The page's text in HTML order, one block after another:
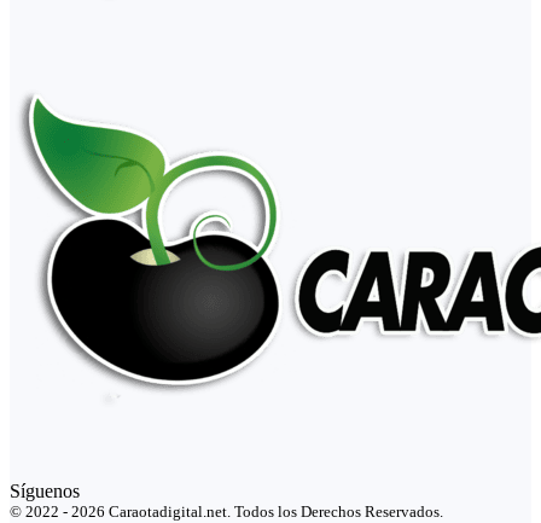
Síguenos
© 2022 - 2026 Caraotadigital.net. Todos los Derechos Reservados.